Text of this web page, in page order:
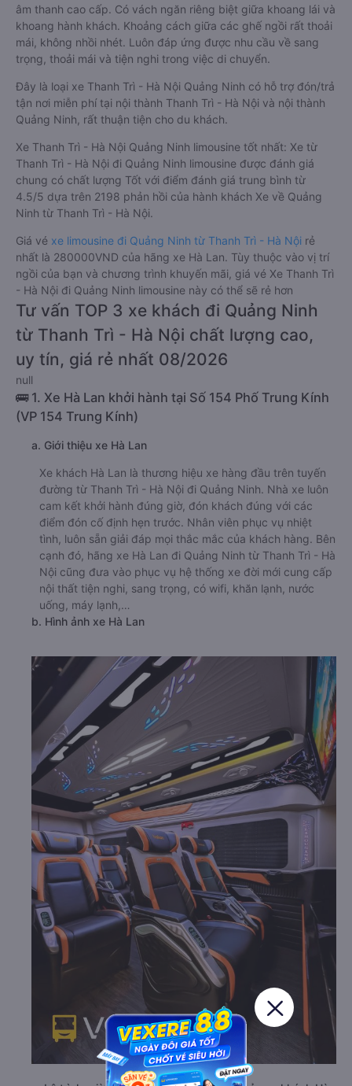
âm thanh cao cấp. Có vách ngăn riêng biệt giữa khoang lái và
khoang hành khách. Khoảng cách giữa các ghế ngồi rất thoải
mái, không nhồi nhét. Luôn đáp ứng được nhu cầu về sang
trọng, thoải mái và tiện nghi trong việc di chuyển.
Đây là loại xe Thanh Trì - Hà Nội Quảng Ninh có hỗ trợ đón/trả
tận nơi miễn phí tại nội thành Thanh Trì - Hà Nội và nội thành
Quảng Ninh, rất thuận tiện cho du khách.
Xe Thanh Trì - Hà Nội Quảng Ninh limousine tốt nhất: Xe từ
Thanh Trì - Hà Nội đi Quảng Ninh limousine được đánh giá
chung có chất lượng Tốt với điểm đánh giá trung bình từ
4.5/5 dựa trên 2198 phản hồi của hành khách Xe về Quảng
Ninh từ Thanh Trì - Hà Nội.
Giá vé xe limousine đi Quảng Ninh từ Thanh Trì - Hà Nội rẻ
nhất là 280000VND của hãng xe Hà Lan. Tùy thuộc vào vị trí
ngồi của bạn và chương trình khuyến mãi, giá vé Xe Thanh Trì
- Hà Nội đi Quảng Ninh limousine này có thể sẽ rẻ hơn
Tư vấn TOP 3 xe khách đi Quảng Ninh
từ Thanh Trì - Hà Nội chất lượng cao,
uy tín, giá rẻ nhất 08/2026
null
🚌 1. Xe Hà Lan khởi hành tại Số 154 Phố Trung Kính
(VP 154 Trung Kính)
a. Giới thiệu xe Hà Lan
Xe khách Hà Lan là thương hiệu xe hàng đầu trên tuyến
đường từ Thanh Trì - Hà Nội đi Quảng Ninh. Nhà xe luôn
cam kết khởi hành đúng giờ, đón khách đúng với các
điểm đón cố định hẹn trước. Nhân viên phục vụ nhiệt
tình, luôn sẵn giải đáp mọi thắc mắc của khách hàng. Bên
cạnh đó, hãng xe Hà Lan đi Quảng Ninh từ Thanh Trì - Hà
Nội cũng đưa vào phục vụ hệ thống xe đời mới cung cấp
nội thất tiện nghi, sang trọng, có wifi, khăn lạnh, nước
uống, máy lạnh,…
b. Hình ảnh xe Hà Lan